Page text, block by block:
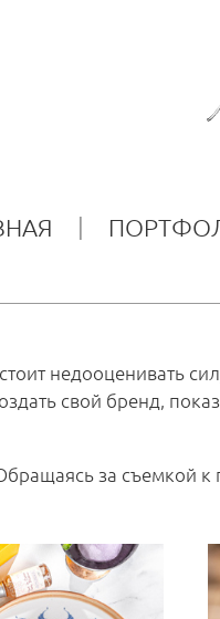
недооценивать
свой бренд,
за съемкой к